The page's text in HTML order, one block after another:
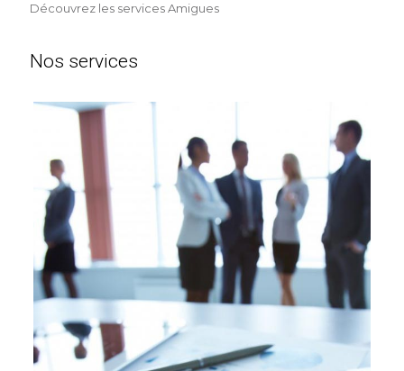
Découvrez les services Amigues
Nos services